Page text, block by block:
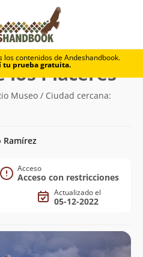
los contenidos de Andeshandbook.
tu prueba gratuita.
de los Placeres
los Placeres
Museo / Ciudad cercana:
Ramírez
Acceso
Acceso con restricciones
Actualizado el
05-12-2022